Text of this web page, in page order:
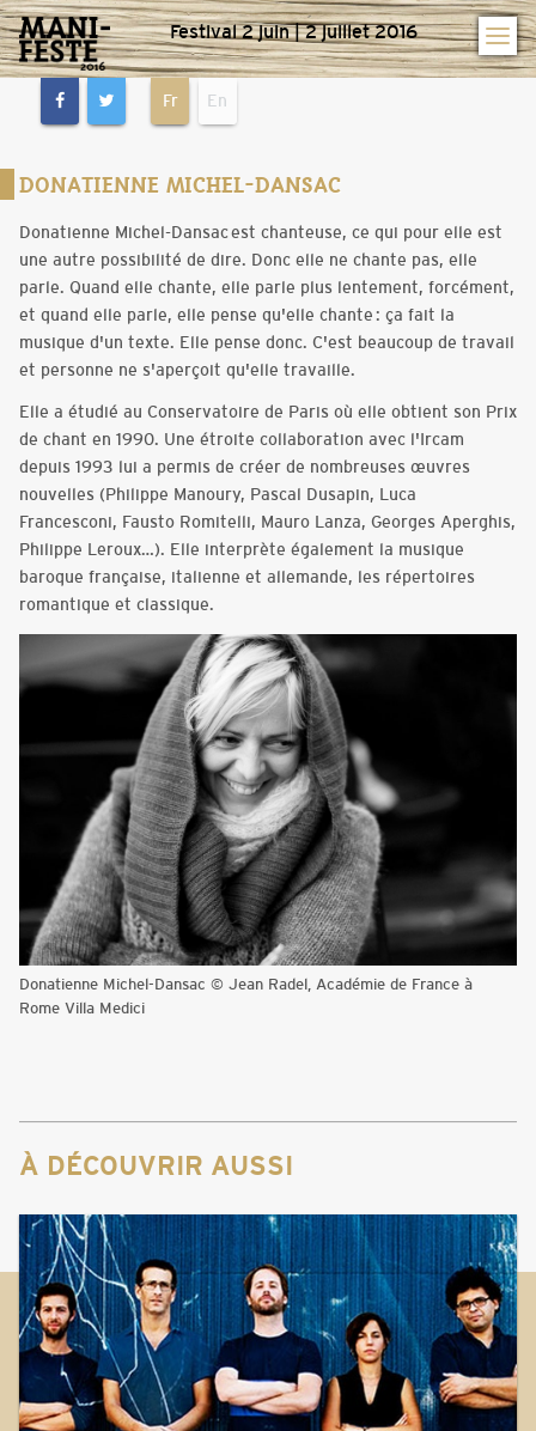
Festival 2 juin | 2 juillet 2016
Fr En
DONATIENNE MICHEL-DANSAC
Donatienne Michel-Dansac est chanteuse, ce qui pour elle est
une autre possibilité de dire. Donc elle ne chante pas, elle
parle. Quand elle chante, elle parle plus lentement, forcément,
et quand elle parle, elle pense qu'elle chante : ça fait la
musique d'un texte. Elle pense donc. C'est beaucoup de travail
et personne ne s'aperçoit qu'elle travaille.
Elle a étudié au Conservatoire de Paris où elle obtient son Prix
de chant en 1990. Une étroite collaboration avec l'Ircam
depuis 1993 lui a permis de créer de nombreuses œuvres
nouvelles (Philippe Manoury, Pascal Dusapin, Luca
Francesconi, Fausto Romitelli, Mauro Lanza, Georges Aperghis,
Philippe Leroux…). Elle interprète également la musique
baroque française, italienne et allemande, les répertoires
romantique et classique.
Donatienne Michel-Dansac © Jean Radel, Académie de France à
Rome Villa Medici
À DÉCOUVRIR AUSSI